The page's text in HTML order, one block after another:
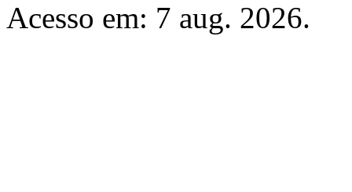
Acesso em: 7 aug. 2026.